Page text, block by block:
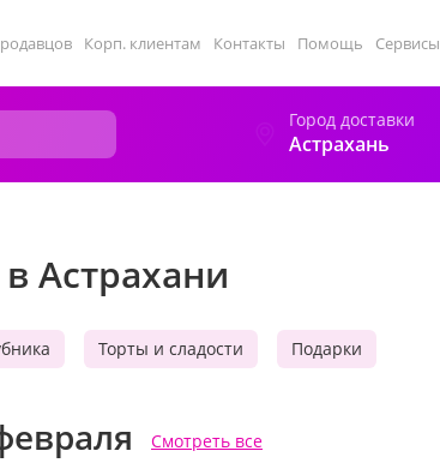
Корп. клиентам Контакты Помощь Сервисы
Город доставки
Астрахань
Астрахани
Торты и сладости Подарки
Смотреть все